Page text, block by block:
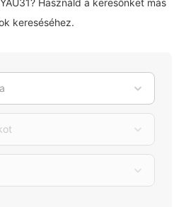
Használd a keresőnket más
kereséséhez.